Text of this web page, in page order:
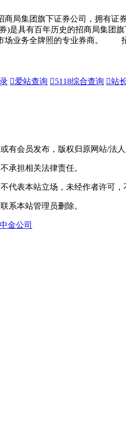
局集团旗下证券公司，拥有证
)是具有百年历史的招商局集团
场业务全牌照的专业券商。 招
爱站查询 5118综合查询 站
有会员发布，版权归原网站/法人
承担相关法律责任。
代表本站立场，未经作者许可，
系本站管理员删除。
中金公司